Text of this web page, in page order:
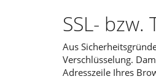
SSL- bzw.
Aus
Verschlüsselung.
Adresszeile Ihres